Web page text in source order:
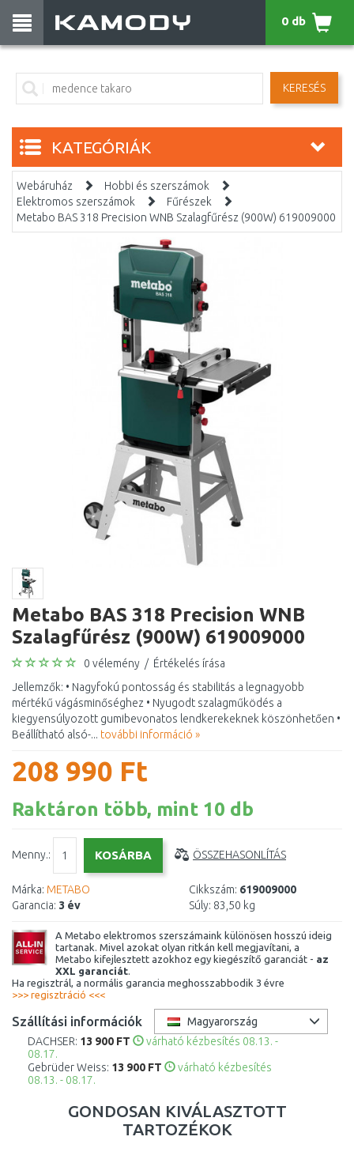
KERESÉS
0 db
KATEGÓRIÁK
Webáruház
Hobbi és szerszámok
Elektromos szerszámok
Fűrészek
Metabo BAS 318 Precision WNB Szalagfűrész (900W) 619009000
Metabo BAS 318 Precision WNB
Szalagfűrész (900W) 619009000
0 vélemény / Értékelés írása
Jellemzők: • Nagyfokú pontosság és stabilitás a legnagyobb
mértékű vágásminőséghez • Nyugodt szalagműködés a
kiegyensúlyozott gumibevonatos lendkerekeknek köszönhetően •
Beállítható alsó-... további információ »
208 990 Ft
Raktáron több, mint 10 db
Menny.: ÖSSZEHASONLÍTÁS
Márka: METABO
Garancia: 3 év
Cikkszám: 619009000
Súly: 83,50 kg
A Metabo elektromos szerszámaink különösen hosszú ideig
tartanak. Mivel azokat olyan ritkán kell megjavítani, a
Metabo kifejlesztett azokhoz egy kiegészítő garanciát - az
XXL garanciát.
Ha regisztrál, a normális garancia meghosszabbodik 3 évre
>>> regisztráció <<<
Szállítási információk
Magyarország
DACHSER: 13 900 FT
várható kézbesítés 08.13. -
08.17.
Gebrüder Weiss: 13 900 FT
várható kézbesítés
08.13. - 08.17.
GONDOSAN KIVÁLASZTOTT
TARTOZÉKOK